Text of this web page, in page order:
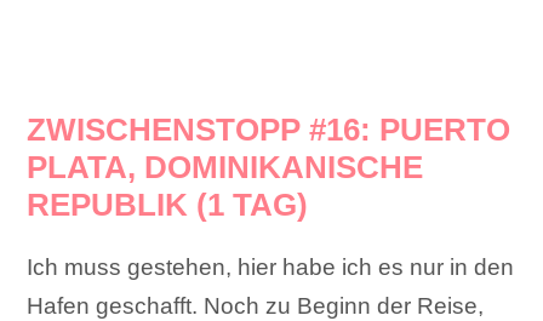
ZWISCHENSTOPP #16: PUERTO
PLATA, DOMINIKANISCHE
REPUBLIK (1 TAG)
Ich muss gestehen, hier habe ich es nur in den
Hafen geschafft. Noch zu Beginn der Reise,